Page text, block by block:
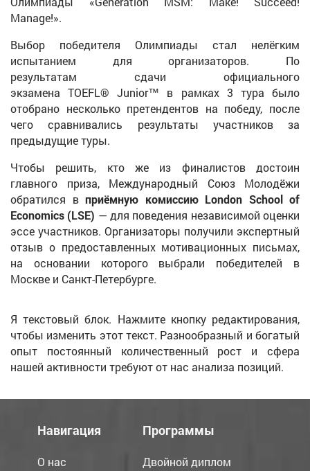
Manage!».
Выбор победителя Олимпиады стал нелёгким
испытанием для организаторов. По
результатам сдачи официального
экзамена TOEFL® Junior™ в рамках 3 тура было
отобрано несколько претендентов на победу, после
чего сравнивались результаты участников за
предыдущие туры.
Чтобы решить, кто же из финалистов достоин
главного приза, Международный Союз Молодёжи
обратился в приёмную комиссию London School of
Economics (LSE) — для поведения независимой оценки
эссе участников. Организаторы получили экспертный
отзыв о предоставленных мотивационных письмах,
на основании которого выбрали победителей в
Москве и Санкт-Петербурге.
Я текстовый блок. Нажмите кнопку редактирования,
чтобы изменить этот текст. Разнообразный и богатый
опыт постоянный количественный рост и сфера
нашей активности требуют от нас анализа позиций.
Навигация
О нас
Программы
Двойной диплом